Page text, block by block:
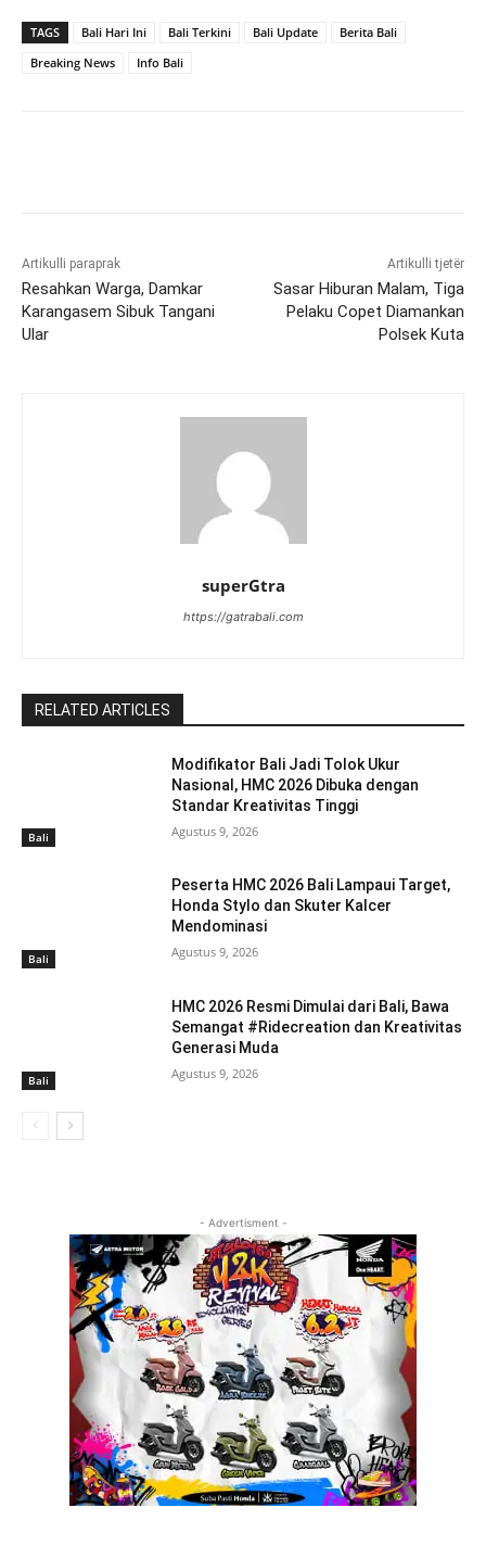
TAGS Bali Hari Ini Bali Terkini Bali Update
Berita Bali
Breaking News
Info Bali
Artikulli paraprak
Resahkan Warga, Damkar
Karangasem Sibuk Tangani
Ular
Artikulli tjetër
Sasar Hiburan Malam, Tiga
Pelaku Copet Diamankan
Polsek Kuta
superGtra
https://gatrabali.com
RELATED ARTICLES
Bali
Modifikator Bali Jadi Tolok Ukur
Nasional, HMC 2026 Dibuka dengan
Standar Kreativitas Tinggi
Agustus 9, 2026
Bali
Peserta HMC 2026 Bali Lampaui Target,
Honda Stylo dan Skuter Kalcer
Mendominasi
Agustus 9, 2026
Bali
HMC 2026 Resmi Dimulai dari Bali, Bawa
Semangat #Ridecreation dan Kreativitas
Generasi Muda
Agustus 9, 2026
- Advertisment -